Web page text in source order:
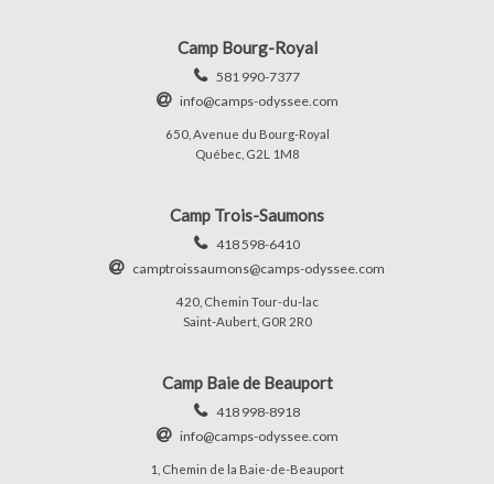
Camp Bourg-Royal
581 990-7377
info@camps-odyssee.com
650, Avenue du Bourg-Royal
Québec, G2L 1M8
Camp Trois-Saumons
418 598-6410
camptroissaumons@camps-odyssee.com
420, Chemin Tour-du-lac
Saint-Aubert, G0R 2R0
Camp Baie de Beauport
418 998-8918
info@camps-odyssee.com
1, Chemin de la Baie-de-Beauport